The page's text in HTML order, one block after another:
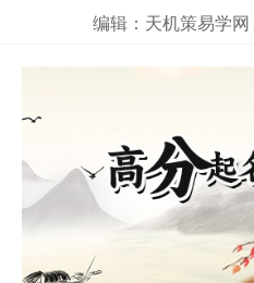
编辑：天机策易学网